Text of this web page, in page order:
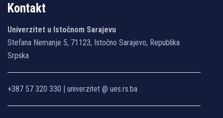
Kontakt
Univerzitet u Istočnom Sarajevu
Stefana Nemanje 5, 71123, Istočno Sarajevo, Republika
Srpska
+387 57 320 330 | univerzitet @ ues.rs.ba